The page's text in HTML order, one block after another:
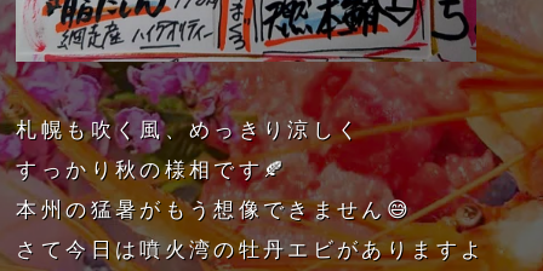
札幌も吹く風、めっきり涼しく
すっかり秋の様相です🍂
本州の猛暑がもう想像できません😅
さて今日は噴火湾の牡丹エビがありますよ